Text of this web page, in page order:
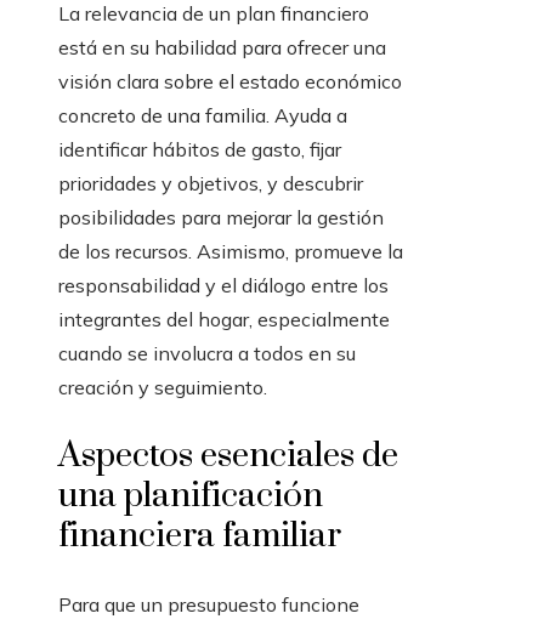
La relevancia de un plan financiero
está en su habilidad para ofrecer una
visión clara sobre el estado económico
concreto de una familia. Ayuda a
identificar hábitos de gasto, fijar
prioridades y objetivos, y descubrir
posibilidades para mejorar la gestión
de los recursos. Asimismo, promueve la
responsabilidad y el diálogo entre los
integrantes del hogar, especialmente
cuando se involucra a todos en su
creación y seguimiento.
Aspectos esenciales de
una planificación
financiera familiar
Para que un presupuesto funcione